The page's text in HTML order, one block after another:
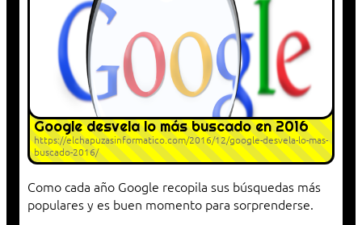
Google desvela lo más buscado en 2016
https://elchapuzasinformatico.com/2016/12/google-desvela-lo-mas-
buscado-2016/
Como cada año Google recopila sus búsquedas más
populares y es buen momento para sorprenderse.